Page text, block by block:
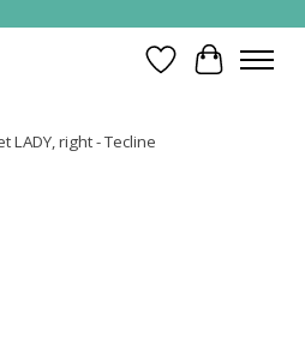
Verlanglijst
LADY, right - Tecline